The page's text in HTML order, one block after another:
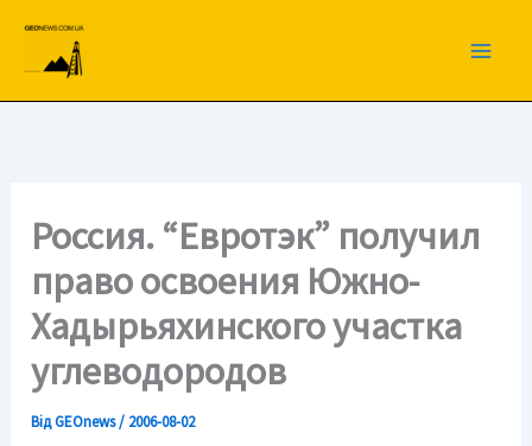
вмісту
Россия. “Евротэк” получил
право освоения Южно-
Хадырьяхинского участка
углеводородов
ВідGEOnews/ 2006-08-02